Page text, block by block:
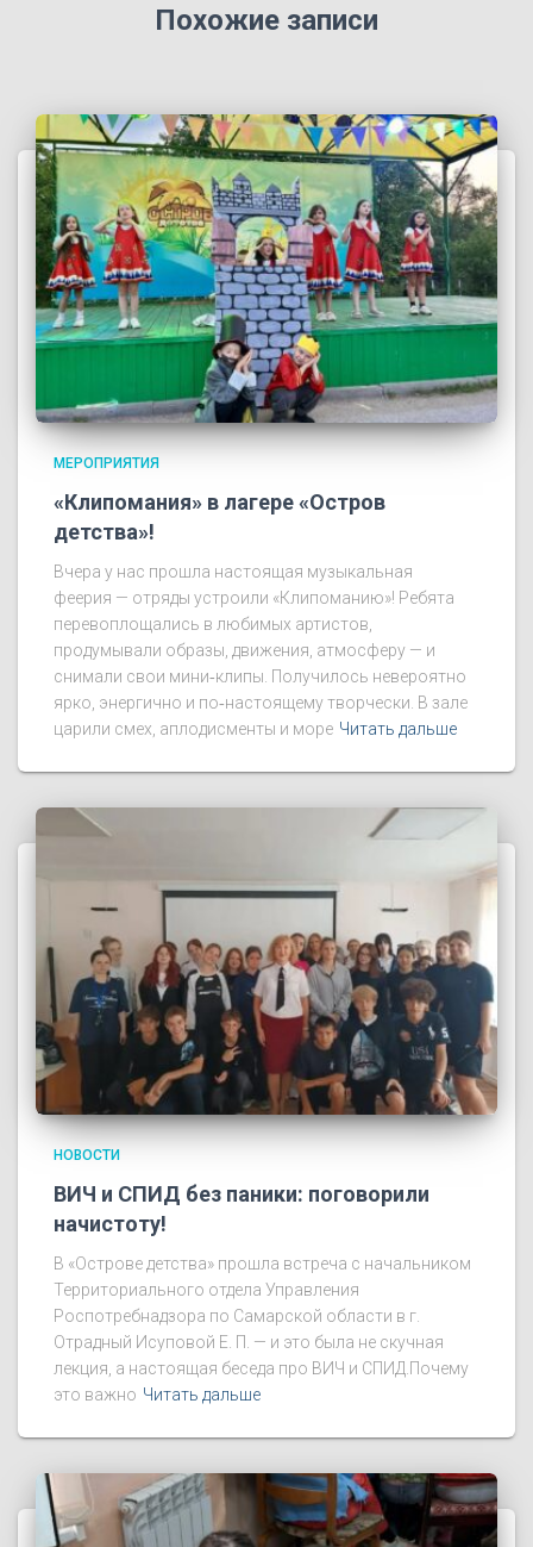
Похожие записи
МЕРОПРИЯТИЯ
«Клипомания» в лагере «Остров
детства»!
Вчера у нас прошла настоящая музыкальная
феерия — отряды устроили «Клипоманию»! Ребята
перевоплощались в любимых артистов,
продумывали образы, движения, атмосферу — и
снимали свои мини‑клипы. Получилось невероятно
ярко, энергично и по‑настоящему творчески. В зале
царили смех, аплодисменты и море Читать дальше
НОВОСТИ
ВИЧ и СПИД без паники: поговорили
начистоту!
В «Острове детства» прошла встреча с начальником
Территориального отдела Управления
Роспотребнадзора по Самарской области в г.
Отрадный Исуповой Е. П. — и это была не скучная
лекция, а настоящая беседа про ВИЧ и СПИД.Почему
это важно Читать дальше